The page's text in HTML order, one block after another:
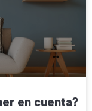
en cuenta?